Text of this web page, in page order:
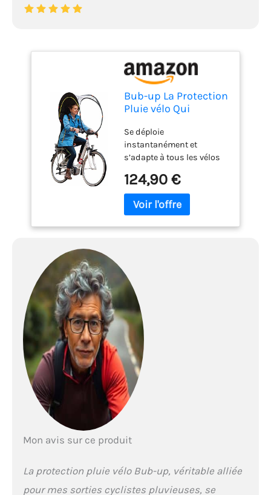
Bub-up La Protection
Pluie vélo Qui
vêtement de Pluie
(imperméable, Veste,
Cape de pluie, Parka,
Poncho de pluie…)
Se déploie
instantanément et
s’adapte à tous les vélos
transporte facilement
après utilisation 80% du
corps, protégé contre la
prise au vent Compatible
avec le port d’un petit sac
à dos
124,90 €
Mon avis sur ce produit
La protection pluie vélo Bub-up, véritable alliée
pour mes sorties cyclistes pluvieuses, se